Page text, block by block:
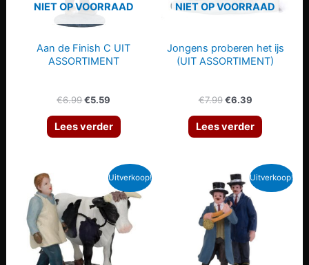
NIET OP VOORRAAD
Aan de Finish C UIT
ASSORTIMENT
€6.99Oorspronkelijke
was:
€6.99.
€5.59
is:
€5.59.
Lees verder
NIET OP VOORRAAD
Jongens proberen het ijs
(UIT ASSORTIMENT)
€7.99 Oorspronkelijke
was:
€7.99.
€6.39Huidige
is:
€6.39.
Lees verder
Uitverkoop! Uitverkoop!